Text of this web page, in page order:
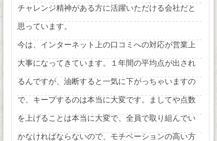
チャレンジ精神がある方に活躍いただける会社だと
思っています。
今は、インターネット上の口コミへの対応が営業上
大事になってきています。１年間の平均点が出され
るんですが、油断すると一気に下がっちゃいますの
で、キープするのは本当に大変です。ましてや点数
を上げることは本当に大変で、全員で取り組んでい
かなければならないので、モチベーションの高い方